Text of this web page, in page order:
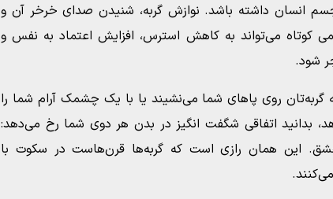
انسان داشته باشد. نوازش گربه، شنیدن صدای خرخر آن و
کوتاه می‌تواند به کاهش استرس، افزایش اعتماد به نفس و
شود.
روی پاهای شما می‌نشیند یا با یک چشمک آرام شما را
بدانید اتفاقی شگفت انگیز در بدن هر دوی شما رخ می‌دهد:
این همان رازی است که گربه‌ها قرن‌هاست در سکوت با